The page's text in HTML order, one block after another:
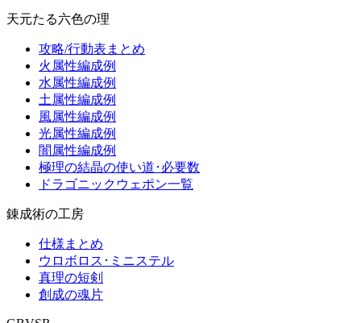
天元たる六色の理
攻略/行動表まとめ
火属性編成例
水属性編成例
土属性編成例
風属性編成例
光属性編成例
闇属性編成例
極理の結晶の使い道･必要数
ドラゴニックウェポン一覧
錬成術の工房
仕様まとめ
ウロボロス･ミニステル
真理の短剣
創成の魂片